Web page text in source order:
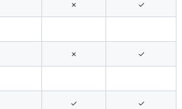
✗ ✓
✗ ✓
✓ ✓